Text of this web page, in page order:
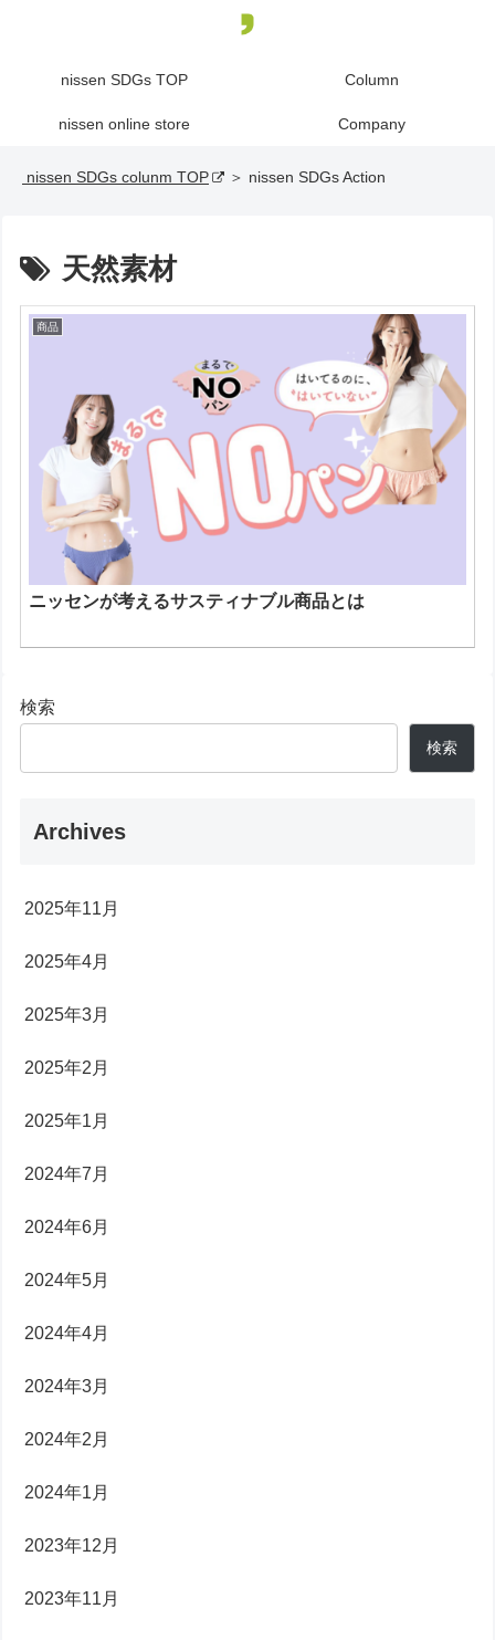
nissen SDGs TOP Column
nissen online store Company
nissen SDGs colunm TOP ＞ nissen SDGs Action
天然素材
商品
ニッセンが考えるサスティナブル商品とは
検索
検索
Archives
2025年11月
2025年4月
2025年3月
2025年2月
2025年1月
2024年7月
2024年6月
2024年5月
2024年4月
2024年3月
2024年2月
2024年1月
2023年12月
2023年11月